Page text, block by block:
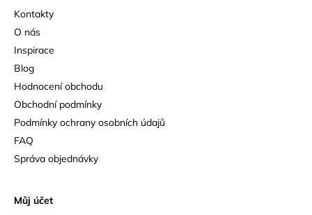
Kontakty
O nás
Inspirace
Blog
Hodnocení obchodu
Obchodní podmínky
Podmínky ochrany osobních údajů
FAQ
Správa objednávky
Můj účet